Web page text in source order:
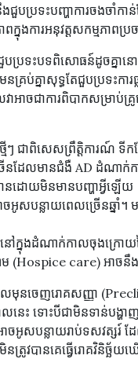
បប្រទះបញ្ហាការចងចាំកា
ងការអនុវត្តសកម្មភាពប្រច
រទះបទពិសោធន៍ដូចគ្នាន
រប់គ្នាសុទ្ធតែជួបប្រទះការ
ាការពិបាកសម្រាប់គ្រូពេ
មីៗ ជាពិសេសព្រឹត្តិការណ៍ ទី
ែលមានជំងឺ AD ដំណាក់កា
នដោយមិនមានបញ្ហាអ្វីឡើយ
អូសបន្លាយពេលច្រើនឆ្នាំ
រនៅក្នុងដំណាក់កាលចុងក្រោ
(Hospice care) អាចនឹ
លមុនចេញរោគសញ្ញា
នេះ ទោះបីជាមិនទាន់បង្ហ
សបន្លាយរាប់ទសវត្សរ៍ ដែ
រូវបានគេធ្វើរោគវិនិច្ឆ័យ